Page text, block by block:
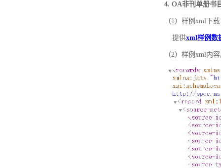
4. OA非刊单册书
（1）样例xml下载
提供xml样例数
（2）样例xml内